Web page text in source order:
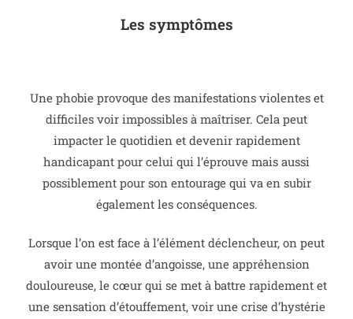
Les symptômes
Une phobie provoque des manifestations violentes et
difficiles voir impossibles à maîtriser. Cela peut
impacter le quotidien et devenir rapidement
handicapant pour celui qui l’éprouve mais aussi
possiblement pour son entourage qui va en subir
également les conséquences.
Lorsque l’on est face à l’élément déclencheur, on peut
avoir une montée d’angoisse, une appréhension
douloureuse, le cœur qui se met à battre rapidement et
une sensation d’étouffement, voir une crise d’hystérie